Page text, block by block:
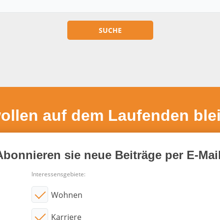
auf dem Laufenden
sie neue Beiträge per E-
Interessensgebiete:
Wohnen
Karriere